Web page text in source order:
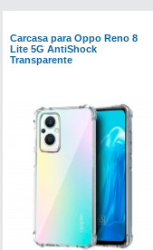
Carcasa para Oppo Reno 8
Lite 5G AntiShock
Transparente